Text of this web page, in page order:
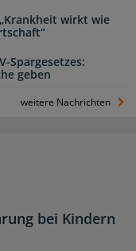
wirkt wie
Spargesetzes:
geben
weitere Nachrichten
bei Kindern